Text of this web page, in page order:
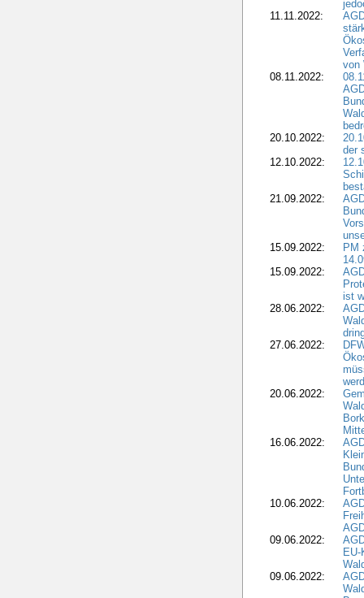
11.11.2022:
von
08.11.2022:
20.10.2022:
der
12.10.2022:
21.09.2022:
15.09.2022:
PM
15.09.2022:
ist
28.06.2022:
27.06.2022:
20.06.2022:
16.06.2022:
10.06.2022:
09.06.2022:
09.06.2022: